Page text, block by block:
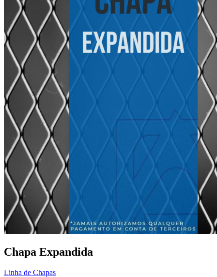
Chapa Expandida
Linha de Chapas